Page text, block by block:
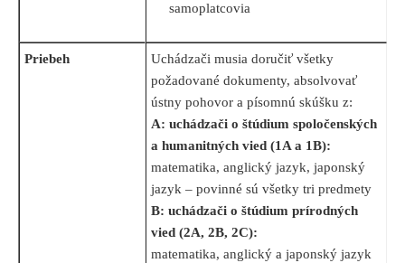
samoplatcovia
Priebeh
Uchádzači musia doručiť všetky
požadované dokumenty, absolvovať
ústny pohovor a písomnú skúšku z:
A: uchádzači o štúdium spoločenských
a humanitných vied (1A a 1B):
matematika, anglický jazyk, japonský
jazyk – povinné sú všetky tri predmety
B: uchádzači o štúdium prírodných
vied (2A, 2B, 2C):
matematika, anglický a japonský jazyk